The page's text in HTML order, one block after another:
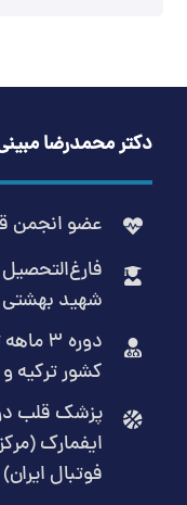
دکتر محمدرضا
عضو انجمن
شهید بهشتی
دوره
کشور ترکیه
پزشک قلب
ایفمارک
فوتبال ایران)